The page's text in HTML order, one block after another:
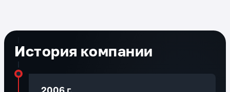
История компании